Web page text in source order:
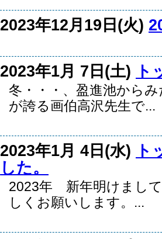
2023年12月19日(火)
2023年1月 7日(土) ト
冬・・・、盈進池から
が誇る画伯高沢先生で...
2023年1月 4日(水)
ト
した。
2023年 新年明けまし
しくお願いします。...